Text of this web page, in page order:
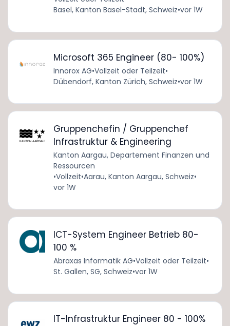
Basel, Kanton Basel-Stadt, Schweiz•vor 1W
Microsoft 365 Engineer (80- 100%)
Innorox AG•Vollzeit oder Teilzeit•
Dübendorf, Kanton Zürich, Schweiz•vor 1W
Gruppenchefin / Gruppenchef
Infrastruktur & Engineering
Kanton Aargau, Departement Finanzen und
Ressourcen
•Vollzeit•Aarau, Kanton Aargau, Schweiz•
vor 1W
ICT-System Engineer Betrieb 80-
100 %
Abraxas Informatik AG•Vollzeit oder Teilzeit•
St. Gallen, SG, Schweiz•vor 1W
IT-Infrastruktur Engineer 80 - 100%